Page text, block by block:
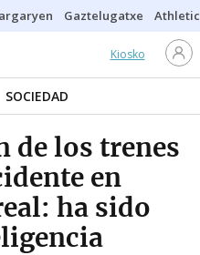
Gaztelugatxe Athletic
Kiosko
SOCIEDAD
de los trenes
en
ha sido